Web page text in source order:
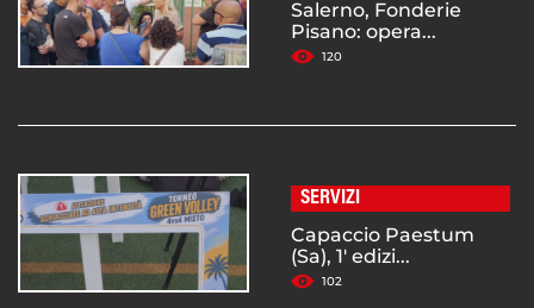
Salerno, Fonderie
Pisano: opera...
120
SERVIZI
Capaccio Paestum
(Sa), 1' edizi...
102